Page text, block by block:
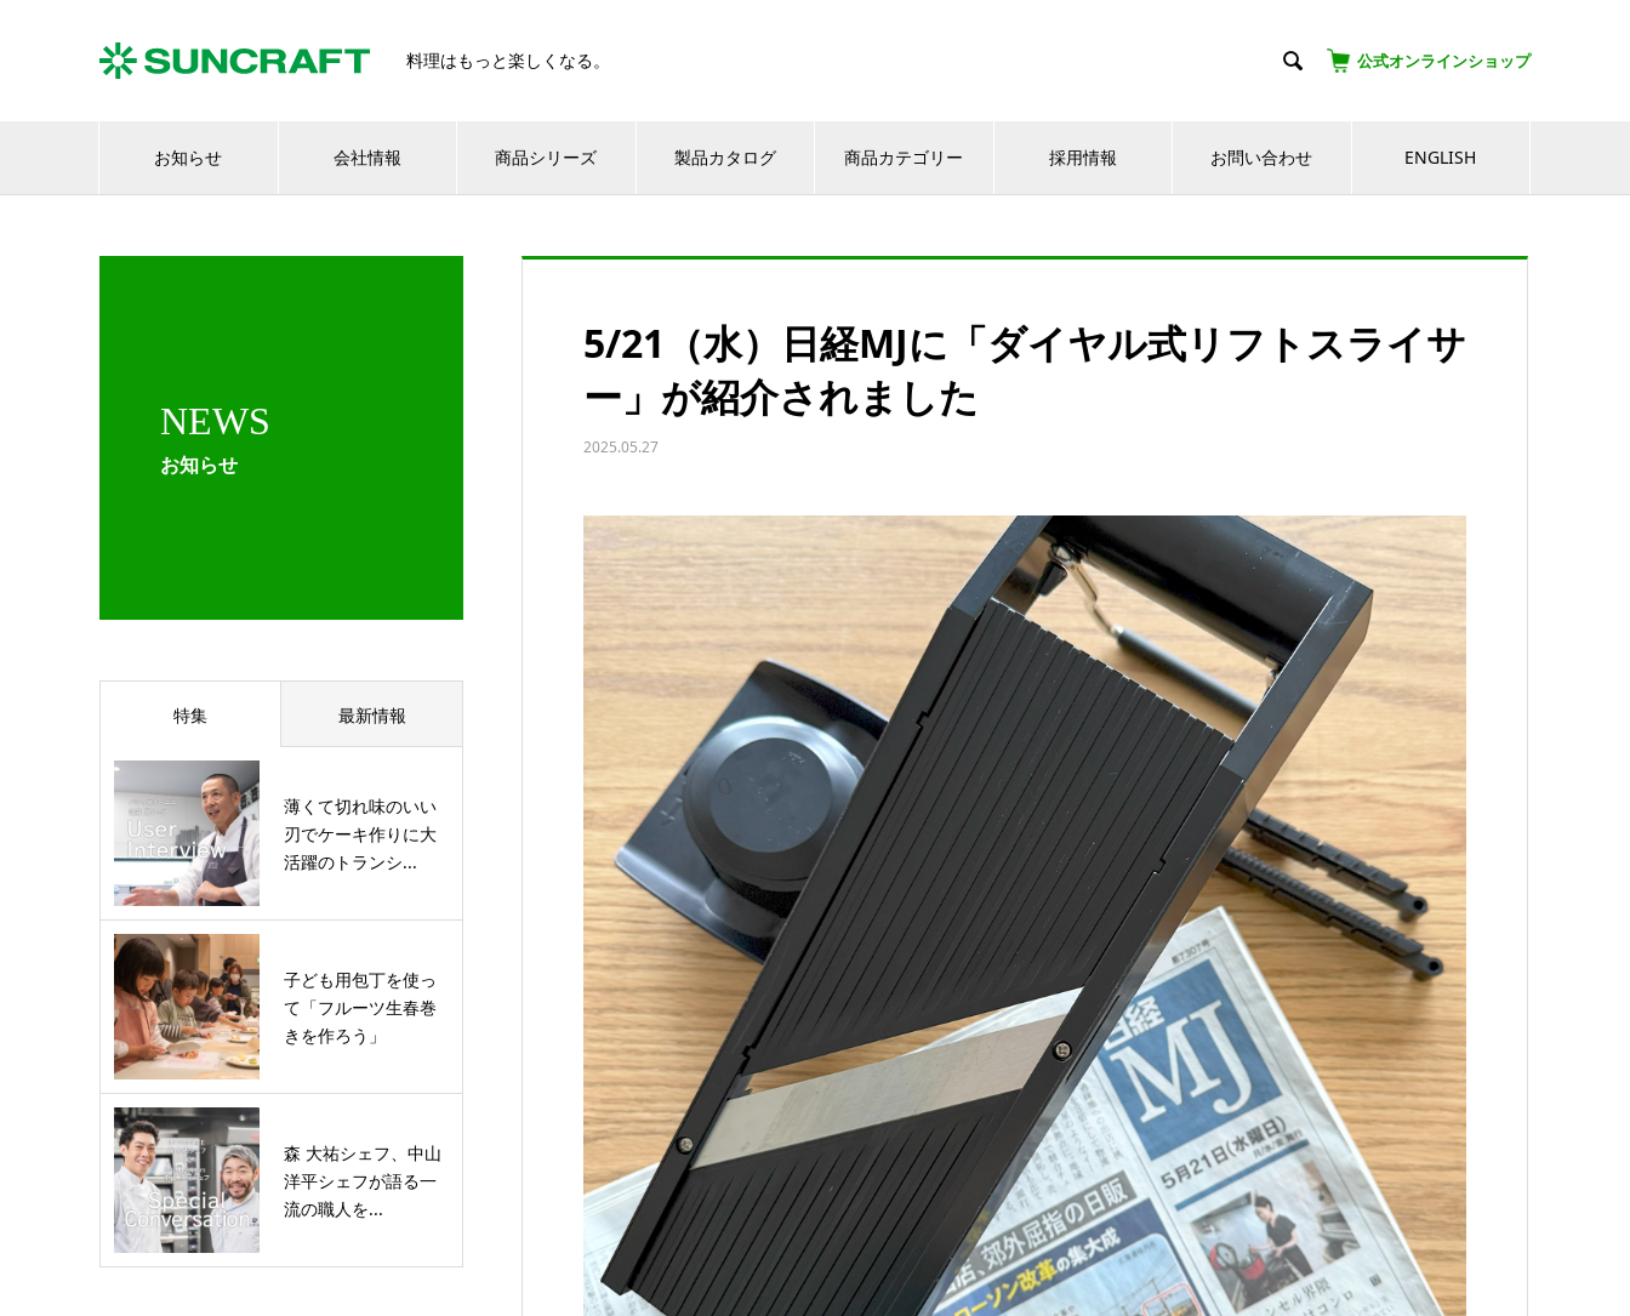
料理はもっと楽しくなる。  公式オンラインショップ
お知らせ 会社情報 商品シリーズ 製品カタログ 商品カテゴリー 採用情報 お問い合わせ ENGLISH
NEWS
お知らせ
5/21（水）日経MJに「ダイヤル式リフトスライサ
ー」が紹介されました
2025.05.27
特集 最新情報
薄くて切れ味のいい
刃でケーキ作りに大
活躍のトランシ...
子ども用包丁を使っ
て「フルーツ生春巻
きを作ろう」
森 大祐シェフ、中山
洋平シェフが語る一
流の職人を...